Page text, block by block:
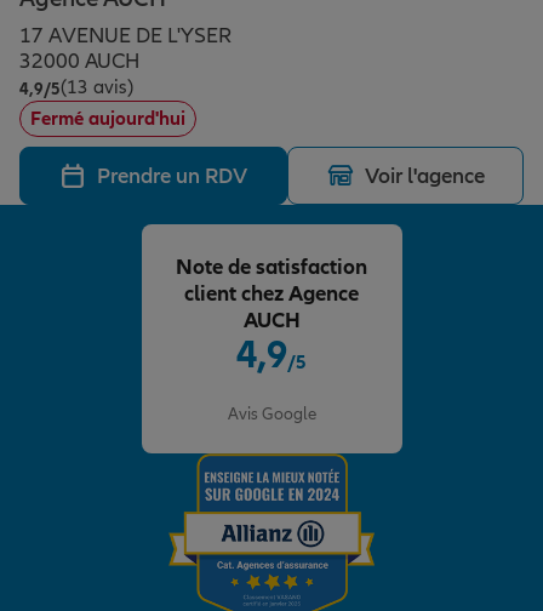
Assurance emprunteur
Prévoyance et dépendance
Assurance animal de compagnie
Protection de la famille
Protection juridique
Épargne & retraite
Plan épargne retraite
Assurance vie
Placements financiers
Investissements immobiliers
Transmission
Vos projets
Partir en vacances
Départ à la retraite
Préparer l’avenir
Conseil assurance
Assurance habitation
Le Pack Famille
Allianz en France
17 AVENUE DE L'YSER
32000 AUCH
4,9/5Note de 4.9 sur 5
(13 avis)
Fermé aujourd'hui
Prendre un RDV Voir l'agence
4,9/5
Avis Google
Note de satisfaction
client chez Agence
AUCH